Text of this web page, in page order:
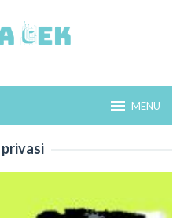
MENU
privasi